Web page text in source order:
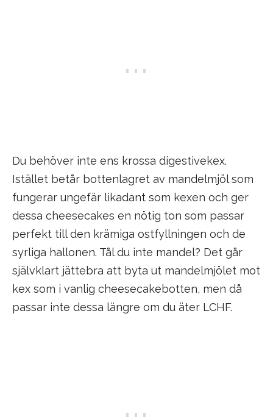
Du behöver inte ens krossa digestivekex.
Istället betår bottenlagret av mandelmjöl som
fungerar ungefär likadant som kexen och ger
dessa cheesecakes en nötig ton som passar
perfekt till den krämiga ostfyllningen och de
syrliga hallonen. Tål du inte mandel? Det går
självklart jättebra att byta ut mandelmjölet mot
kex som i vanlig cheesecakebotten, men då
passar inte dessa längre om du äter LCHF.